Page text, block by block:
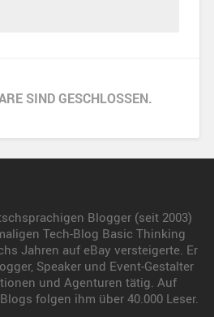
SIND GESCHLOSSEN.
Blogger (seit 2003)
Tech-Blog Basic Thinking
Jahren auf eBay versteigerte. Er
Speaker und Event-Gestalter
und Agenturen tätig. Auf
folgen ihm über 40.000 Leser.